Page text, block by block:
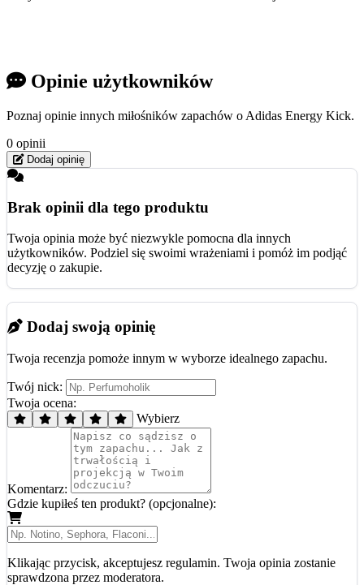
Opinie użytkowników
Poznaj opinie innych miłośników zapachów o Adidas Energy Kick.
0 opinii
Dodaj opinię
Brak opinii dla tego produktu
Twoja opinia może być niezwykle pomocna dla innych
użytkowników. Podziel się swoimi wrażeniami i pomóż im podjąć
decyzję o zakupie.
Dodaj swoją opinię
Twoja recenzja pomoże innym w wyborze idealnego zapachu.
Twój nick:
Twoja ocena:
Wybierz
Komentarz:
Gdzie kupiłeś ten produkt? (opcjonalne):
Klikając przycisk, akceptujesz regulamin. Twoja opinia zostanie
sprawdzona przez moderatora.